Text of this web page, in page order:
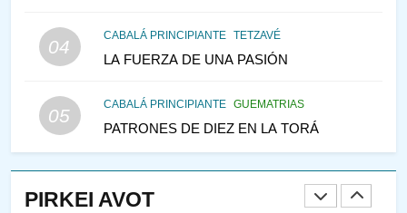
04
CABALÁ PRINCIPIANTE TETZAVÉ
LA FUERZA DE UNA PASIÓN
05
CABALÁ PRINCIPIANTE GUEMATRIAS
PATRONES DE DIEZ EN LA TORÁ
PIRKEI AVOT
VEAMOS ¿POR QUÉ
IEHOSHÚA? Y LA QUEJA DE
1
CONVERSAR CON LA MUJER
A LA LUZ DEL JUDAÍSMO
AMOR, PAREJA Y MATRIMONIO